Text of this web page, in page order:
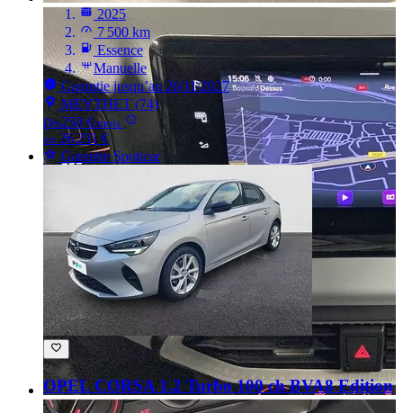
2025
7 500 km
Essence
Manuelle
Garantie jusqu’au 26/11/2027
MEYTHET (74)
Dès250 €/mois
ou 26 231 €
Garantie Spoticar
OPEL CORSA1.2 Turbo 100 ch BVA8 Edition